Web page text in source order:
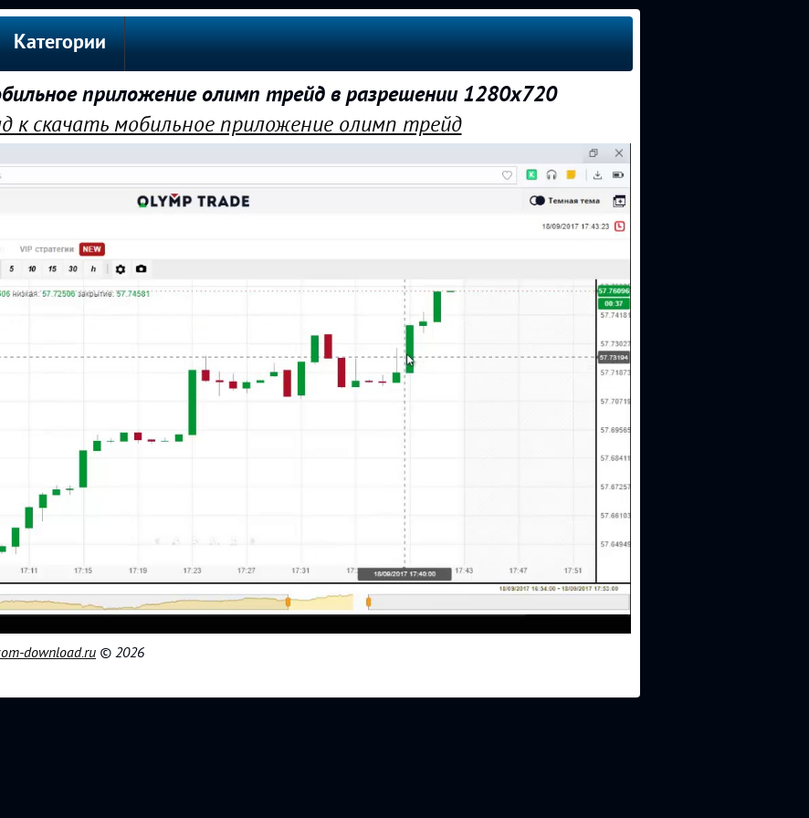
Категории
приложение олимп трейд в разрешении 1280x720
к скачать мобильное приложение олимп трейд
download.ru © 2026